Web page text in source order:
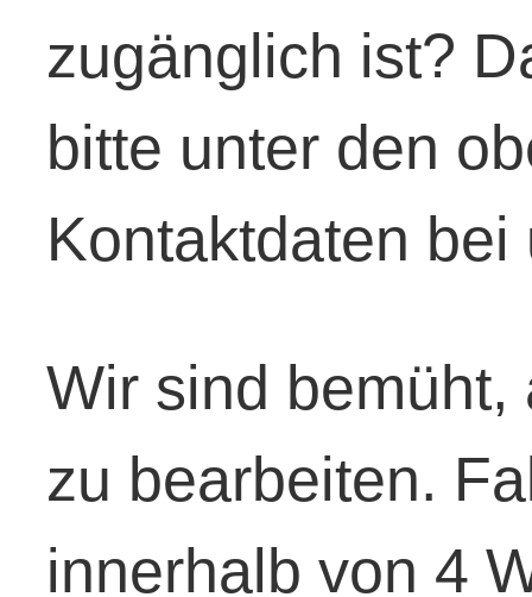
zugänglich ist?
bitte unter den
Kontaktdaten bei
Wir sind bemüht,
zu bearbeiten.
innerhalb von 4